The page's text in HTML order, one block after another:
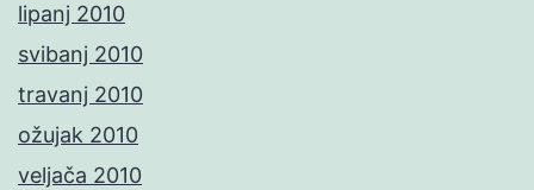
lipanj 2010
svibanj 2010
travanj 2010
ožujak 2010
veljača 2010